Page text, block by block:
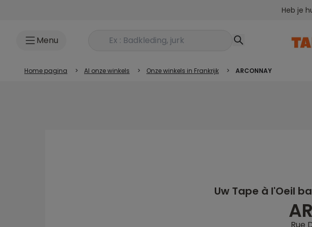
Heb je
Menu Rechercher un produit
Home pagina > Al onze winkels > Onze winkels in Frankrijk > ARCONNAY
Uw Tape à l'Oeil